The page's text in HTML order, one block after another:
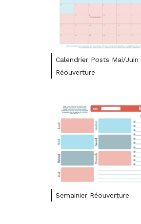
Calendrier Posts Mai/Juin
Réouverture
Semainier Réouverture